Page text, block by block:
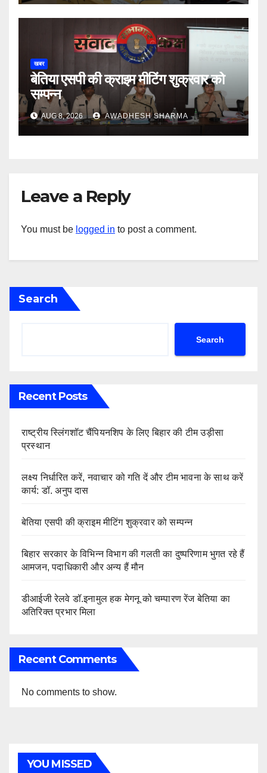
खबर
बेतिया एसपी की क्राइम मीटिंग शुक्रवार को
सम्पन्न
AUG 8, 2026 AWADHESH SHARMA
Leave a Reply
You must be logged in to post a comment.
Search
Search
Recent Posts
राष्ट्रीय स्लिंगशॉट चैंपियनशिप के लिए बिहार की टीम उड़ीसा
प्रस्थान
लक्ष्य निर्धारित करें, नवाचार को गति दें और टीम भावना के साथ करें
कार्य: डॉ. अनुप दास
बेतिया एसपी की क्राइम मीटिंग शुक्रवार को सम्पन्न
बिहार सरकार के विभिन्न विभाग की गलती का दुष्परिणाम भुगत रहे हैं
आमजन, पदाधिकारी और अन्य हैं मौन
डीआईजी रेलवे डॉ.इनामुल हक मेगनू को चम्पारण रेंज बेतिया का
अतिरिक्त प्रभार मिला
Recent Comments
No comments to show.
YOU MISSED